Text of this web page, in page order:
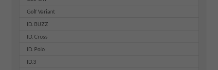
Golf Variant
ID. BUZZ
ID. Cross
ID. Polo
ID.3